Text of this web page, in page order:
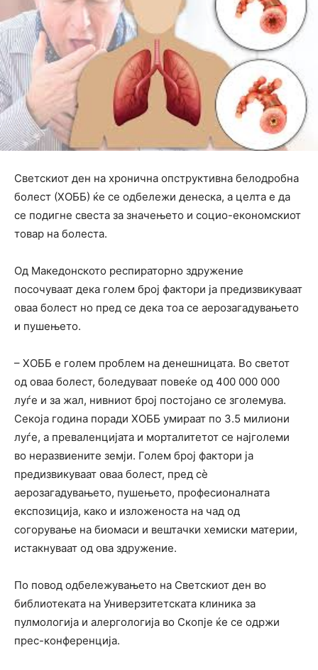
Светскиот ден на хронична опструктивна белодробна
болест (ХОББ) ќе се одбележи денеска, а целта е да
се подигне свеста за значењето и социо-економскиот
товар на болеста.
Од Македонското респираторно здружение
посочуваат дека голем број фактори ја предизвикуваат
оваа болест но пред се дека тоа се аерозагадувањето
и пушењето.
– ХОББ е голем проблем на денешницата. Во светот
од оваа болест, боледуваат повеќе од 400 000 000
луѓе и за жал, нивниот број постојано се зголемува.
Секоја година поради ХОББ умираат по 3.5 милиони
луѓе, а преваленцијата и морталитетот се најголеми
во неразвиените земји. Голем број фактори ја
предизвикуваат оваа болест, пред сѐ
аерозагадувањето, пушењето, професионалната
експозиција, како и изложеноста на чад од
согорување на биомаси и вештачки хемиски материи,
истакнуваат од ова здружение.
По повод одбележувањето на Светскиот ден во
библиотеката на Универзитетската клиника за
пулмологија и алергологија во Скопје ќе се одржи
прес-конференција.